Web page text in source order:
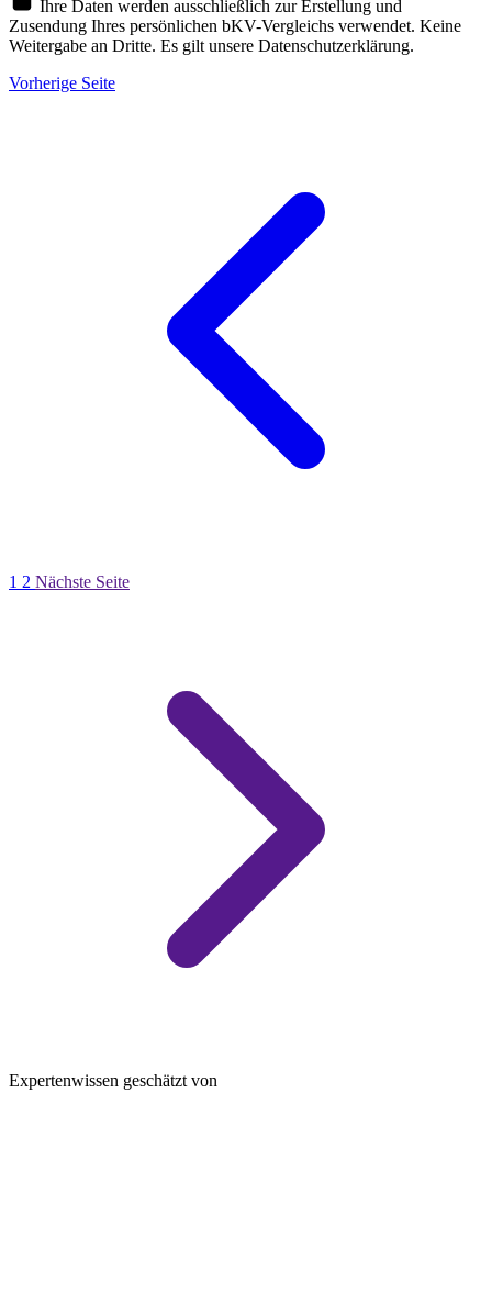
Ihre Daten werden ausschließlich zur Erstellung und
Zusendung Ihres persönlichen bKV-Vergleichs verwendet. Keine
Weitergabe an Dritte. Es gilt unsere Datenschutzerklärung.
Vorherige Seite
1 2 Nächste Seite
Expertenwissen geschätzt von